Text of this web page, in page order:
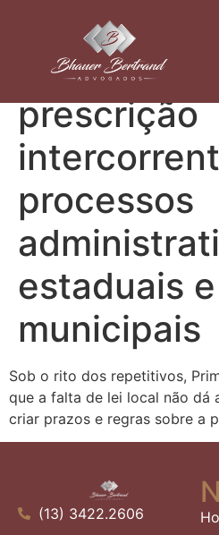
Decreto
pode
prescrição
processos
estaduais e
municipais
Sob o rito dos repetitivos,
que a falta de lei local não dá
criar prazos e regras sobre a
(13) 3422.2606